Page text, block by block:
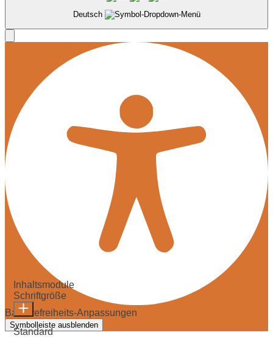
Deutsch
Barrierefreiheits-Anpassungen
Symbolleiste ausblenden
Inhaltsmodule
Schriftgröße
Standard